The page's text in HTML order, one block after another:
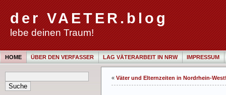
der VAETER.blog
lebe deinen Traum!
HOME ÜBER DEN VERFASSER LAG VÄTERARBEIT IN NRW IMPRESSUM
« Väter und Elternzeiten in Nordrhein-